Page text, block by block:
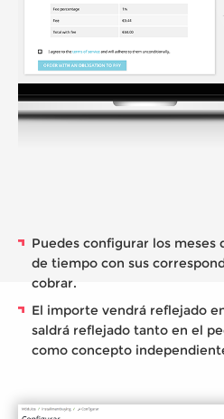
Puedes configurar los meses
de tiempo con sus
cobrar.
El importe vendrá reflejado
saldrá reflejado tanto en el
como concepto